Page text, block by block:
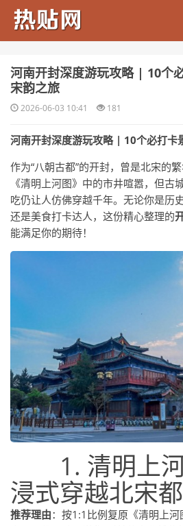
河南开封深度游玩攻略 | 10个
宋韵之旅
2026-06-03 10:41 181
河南开封深度游玩攻略 | 10个必打卡
作为“八朝古都”的开封，曾是北宋的
《清明上河图》中的市井喧嚣，但古
吃仍让人仿佛穿越千年。无论你是历
还是美食打卡达人，这份精心整理的
能满足你的期待！
1. 清明上
浸式穿越北宋
推荐理由：按1:1比例复原《清明上